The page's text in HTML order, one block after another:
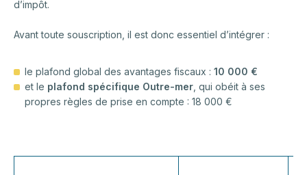
d’impôt.
Avant toute souscription, il est donc essentiel d’intégrer :
le plafond global des avantages fiscaux : 10 000 €
et le plafond spécifique Outre-mer , qui obéit à ses
propres règles de prise en compte : 18 000 €